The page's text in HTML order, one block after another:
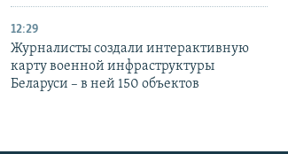
12:29
Журналисты создали интерактивную
карту военной инфраструктуры
Беларуси – в ней 150 объектов